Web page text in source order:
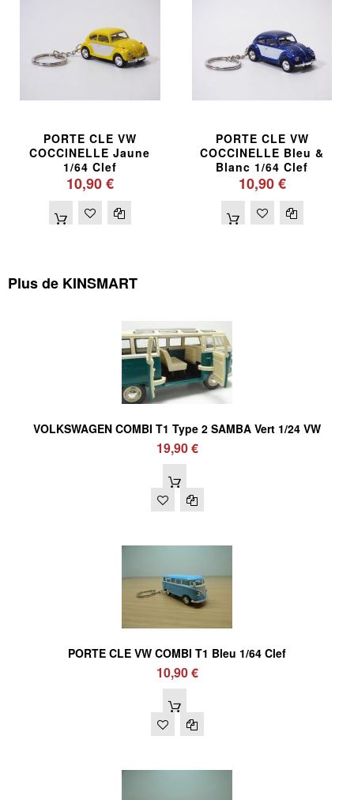
PORTE CLE VW
COCCINELLE Jaune
1/64 Clef
10,90 €
PORTE CLE VW
COCCINELLE Bleu &
Blanc 1/64 Clef
10,90 €
Plus de KINSMART
VOLKSWAGEN COMBI T1 Type 2 SAMBA Vert 1/24 VW
19,90 €
PORTE CLE VW COMBI T1 Bleu 1/64 Clef
10,90 €